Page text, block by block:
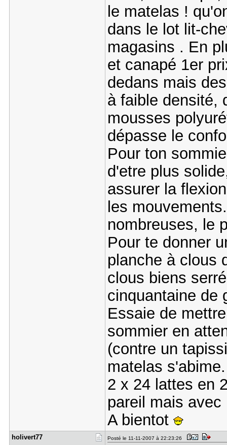
le matelas !
dans le lot lit-
magasins . En
et canapé 1er
dedans mais
à faible densité,
mousses
dépasse le
Pour ton
d'etre plus
assurer la
les
nombreuses, le
Pour te donner
planche à clous
clous biens
cinquantaine
Essaie de
sommier en
(contre un
matelas
2 x 24 lattes en
pareil mais
A bientot
holivert77 Posté le 11-11-2007 à 22:23:26